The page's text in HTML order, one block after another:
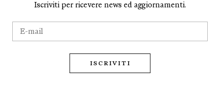
Iscriviti per ricevere news ed aggiornamenti.